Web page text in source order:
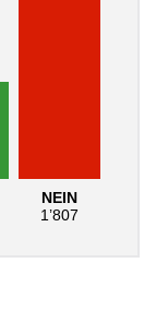
NEIN
1’807